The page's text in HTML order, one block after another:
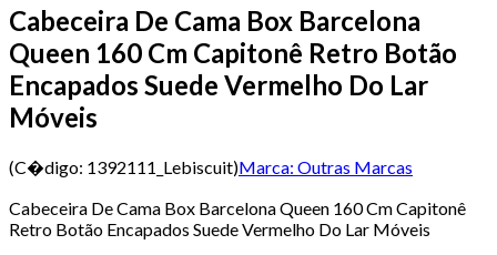
Cabeceira De Cama Box Barcelona
Queen 160 Cm Capitonê Retro Botão
Encapados Suede Vermelho Do Lar
Móveis
(C�digo: 1392111_Lebiscuit)Marca: Outras Marcas
Cabeceira De Cama Box Barcelona Queen 160 Cm Capitonê
Retro Botão Encapados Suede Vermelho Do Lar Móveis